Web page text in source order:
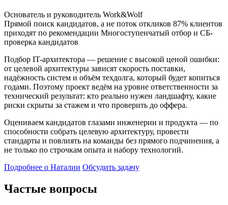
Основатель и руководитель Work&Wolf
Прямой поиск кандидатов, а не поток откликов 87% клиентов
приходят по рекомендации Многоступенчатый отбор и СБ-
проверка кандидатов
Подбор IT-архитектора — решение с высокой ценой ошибки:
от целевой архитектуры зависят скорость поставки,
надёжность систем и объём техдолга, который будет копиться
годами. Поэтому проект ведём на уровне ответственности за
технический результат: кто реально нужен ландшафту, какие
риски скрыты за стажем и что проверить до оффера.
Оцениваем кандидатов глазами инженерии и продукта — по
способности собрать целевую архитектуру, провести
стандарты и повлиять на команды без прямого подчинения, а
не только по строчкам опыта и набору технологий.
Подробнее о Наталии Обсудить задачу
Частые вопросы